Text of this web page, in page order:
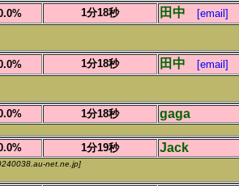
1分18秒 田中 [email]
1分18秒 田中 [email]
1分18秒 gaga
1分19秒 Jack
net.ne.jp]